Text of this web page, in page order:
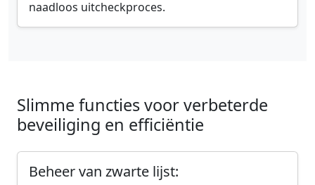
naadloos uitcheckproces.
Slimme functies voor verbeterde
beveiliging en efficiëntie
Beheer van zwarte lijst: